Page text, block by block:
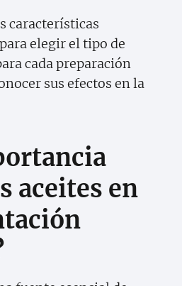
características
elegir el tipo de
cada preparación
sus efectos en la
aceites en